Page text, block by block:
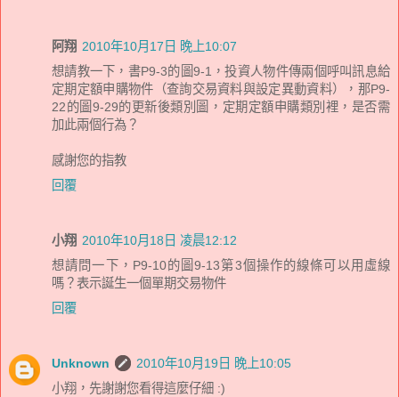
阿翔 2010年10月17日 晚上10:07
想請教一下，書P9-3的圖9-1，投資人物件傳兩個呼叫訊息給
定期定額申購物件（查詢交易資料與設定異動資料），那P9-
22的圖9-29的更新後類別圖，定期定額申購類別裡，是否需
加此兩個行為？
感謝您的指教
回覆
小翔 2010年10月18日 凌晨12:12
想請問一下，P9-10的圖9-13第3個操作的線條可以用虛線
嗎？表示誕生一個單期交易物件
回覆
Unknown
2010年10月19日 晚上10:05
小翔，先謝謝您看得這麼仔細 :)